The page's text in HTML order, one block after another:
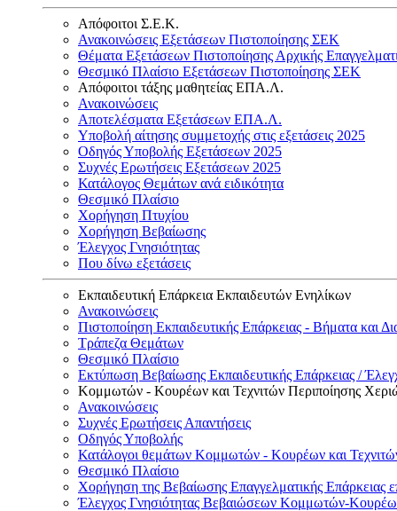
Απόφοιτοι Σ.Ε.Κ.
Ανακοινώσεις Εξετάσεων Πιστοποίησης ΣΕΚ
Θέματα Εξετάσεων Πιστοποίησης Αρχικής
Θεσμικό Πλαίσιο Εξετάσεων Πιστοποίησης ΣΕΚ
Απόφοιτοι τάξης μαθητείας ΕΠΑ.Λ.
Ανακοινώσεις
Αποτελέσματα Εξετάσεων ΕΠΑ.Λ.
Υποβολή αίτησης συμμετοχής στις εξετάσεις 2025
Οδηγός Υποβολής Εξετάσεων 2025
Συχνές Ερωτήσεις Εξετάσεων 2025
Κατάλογος Θεμάτων ανά ειδικότητα
Θεσμικό Πλαίσιο
Χορήγηση Πτυχίου
Χορήγηση Βεβαίωσης
Έλεγχος Γνησιότητας
Που δίνω εξετάσεις
Εκπαιδευτική Επάρκεια Εκπαιδευτών Ενηλίκων
Ανακοινώσεις
Πιστοποίηση Εκπαιδευτικής Επάρκειας - Βήματα και
Τράπεζα Θεμάτων
Θεσμικό Πλαίσιο
Εκτύπωση Βεβαίωσης Εκπαιδευτικής Επάρκειας /
Κομμωτών - Κουρέων και Τεχνιτών Περιποίησης
Ανακοινώσεις
Συχνές Ερωτήσεις Απαντήσεις
Οδηγός Υποβολής
Κατάλογοι θεμάτων Κομμωτών - Κουρέων και
Θεσμικό Πλαίσιο
Χορήγηση της Βεβαίωσης Επαγγελματικής
Έλεγχος Γνησιότητας Βεβαιώσεων Κομμωτών-